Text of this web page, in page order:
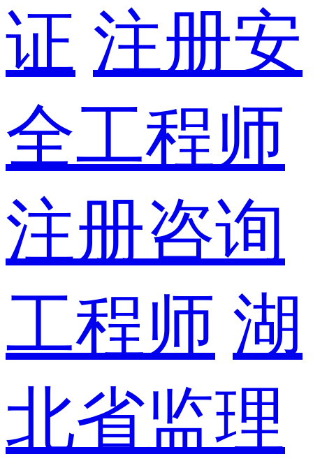
证 注册安
全工程师
注册咨询
工程师 湖
北省监理